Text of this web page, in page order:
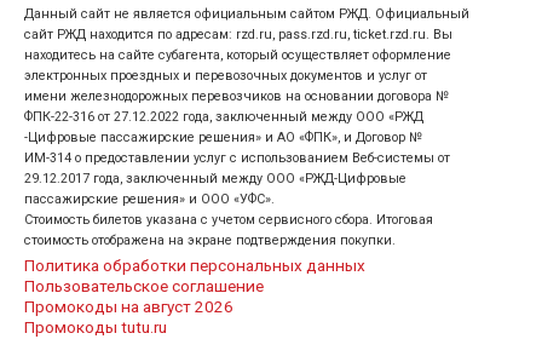
Данный сайт не является официальным сайтом РЖД. Официальный
сайт РЖД находится по адресам: rzd.ru, pass.rzd.ru, ticket.rzd.ru. Вы
находитесь на сайте субагента, который осуществляет оформление
электронных проездных и перевозочных документов и услуг от
имени железнодорожных перевозчиков на основании договора №
ФПК-22-316 от 27.12.2022 года, заключенный между ООО «РЖД
-Цифровые пассажирские решения» и АО «ФПК», и Договор №
ИМ-314 о предоставлении услуг с использованием Веб-системы от
29.12.2017 года, заключенный между ООО «РЖД-Цифровые
пассажирские решения» и ООО «УФС».
Стоимость билетов указана с учетом сервисного сбора. Итоговая
стоимость отображена на экране подтверждения покупки.
Политика обработки персональных данных
Пользовательское соглашение
Промокоды на август 2026
Промокоды tutu.ru